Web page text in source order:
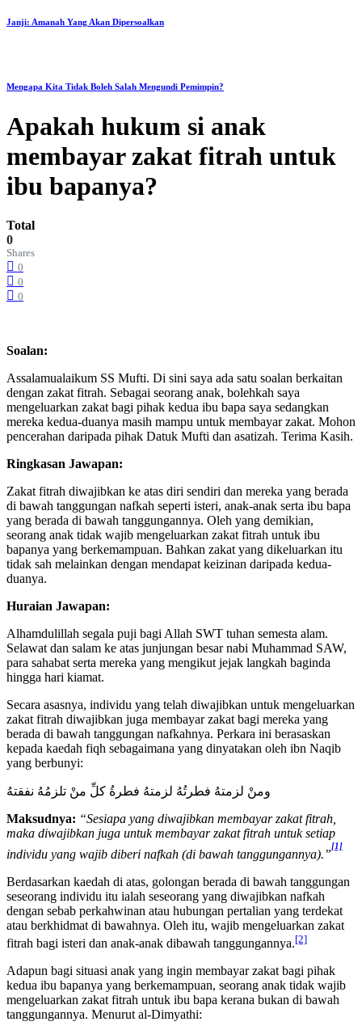
Janji: Amanah Yang Akan Dipersoalkan
Mengapa Kita Tidak Boleh Salah Mengundi Pemimpin?
Apakah hukum si anak
membayar zakat fitrah untuk
ibu bapanya?
Total
0
Shares
0
0
0
Soalan:
Assalamualaikum SS Mufti. Di sini saya ada satu soalan berkaitan
dengan zakat fitrah. Sebagai seorang anak, bolehkah saya
mengeluarkan zakat bagi pihak kedua ibu bapa saya sedangkan
mereka kedua-duanya masih mampu untuk membayar zakat. Mohon
pencerahan daripada pihak Datuk Mufti dan asatizah. Terima Kasih.
Ringkasan Jawapan:
Zakat fitrah diwajibkan ke atas diri sendiri dan mereka yang berada
di bawah tanggungan nafkah seperti isteri, anak-anak serta ibu bapa
yang berada di bawah tanggungannya. Oleh yang demikian,
seorang anak tidak wajib mengeluarkan zakat fitrah untuk ibu
bapanya yang berkemampuan. Bahkan zakat yang dikeluarkan itu
tidak sah melainkan dengan mendapat keizinan daripada kedua-
duanya.
Huraian Jawapan:
Alhamdulillah segala puji bagi Allah SWT tuhan semesta alam.
Selawat dan salam ke atas junjungan besar nabi Muhammad SAW,
para sahabat serta mereka yang mengikut jejak langkah baginda
hingga hari kiamat.
Secara asasnya, individu yang telah diwajibkan untuk mengeluarkan
zakat fitrah diwajibkan juga membayar zakat bagi mereka yang
berada di bawah tanggungan nafkahnya. Perkara ini berasaskan
kepada kaedah fiqh sebagaimana yang dinyatakan oleh ibn Naqib
yang berbunyi:
ومنْ ‌لزمتهُ ‌فطرتُهُ ‌لزمتهُ فطرةُ كلِّ منْ تلزمُهُ ‌نفقتهُ
Maksudnya: “Sesiapa yang diwajibkan membayar zakat fitrah,
maka diwajibkan juga untuk membayar zakat fitrah untuk setiap
individu yang wajib diberi nafkah (di bawah tanggungannya).”
[1]
Berdasarkan kaedah di atas, golongan berada di bawah tanggungan
seseorang individu itu ialah seseorang yang diwajibkan nafkah
dengan sebab perkahwinan atau hubungan pertalian yang terdekat
atau berkhidmat di bawahnya. Oleh itu, wajib mengeluarkan zakat
fitrah bagi isteri dan anak-anak dibawah tanggungannya.[2]
Adapun bagi situasi anak yang ingin membayar zakat bagi pihak
kedua ibu bapanya yang berkemampuan, seorang anak tidak wajib
mengeluarkan zakat fitrah untuk ibu bapa kerana bukan di bawah
tanggungannya. Menurut al-Dimyathi: